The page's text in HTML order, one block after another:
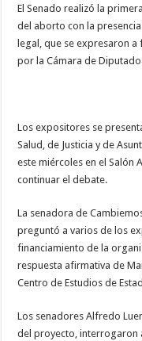
El Senado realizó la
del aborto con la
legal, que se expresaron
por la Cámara de
Los expositores se
Salud, de Justicia y de
este miércoles en el Salón
continuar el debate.
La senadora de
preguntó a varios de los
financiamiento de la
respuesta afirmativa de
Centro de Estudios de
Los senadores Alfredo
del proyecto, interrogaron